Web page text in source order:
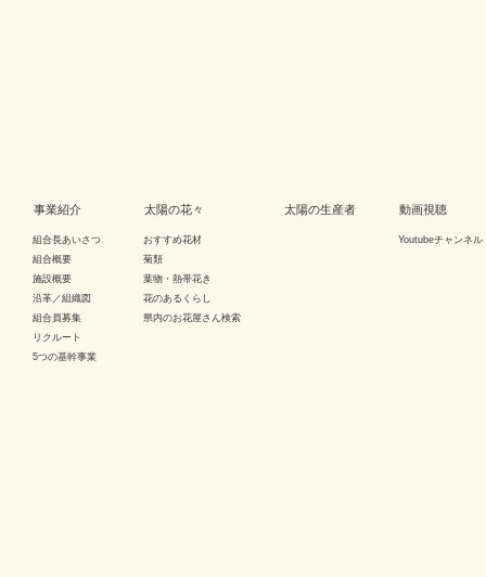
事業紹介
組合長あいさつ
組合概要
施設概要
沿革／組織図
組合員募集
リクルート
5つの基幹事業
太陽の花々
おすすめ花材
菊類
葉物・熱帯花き
花のあるくらし
県内のお花屋さん検索
太陽の生産者 動画視聴
Youtubeチャンネル